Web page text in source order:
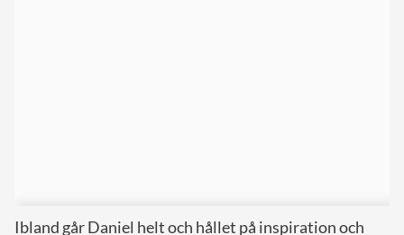
Ibland går Daniel helt och hållet på inspiration och